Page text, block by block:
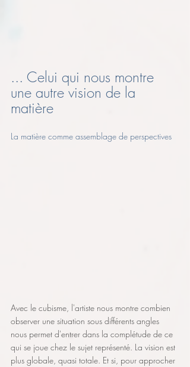
... Celui qui nous montre
une autre vision de la
matière
La matière comme assemblage de perspectives
Avec le cubisme, l'artiste nous montre combien
observer une situation sous différents angles
nous permet d'entrer dans la complétude de ce
qui se joue chez le sujet représenté. La vision est
plus globale, quasi totale. Et si, pour approcher